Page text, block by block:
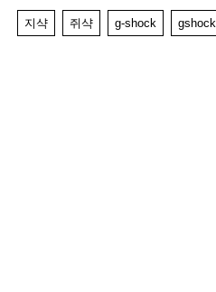
지샥 쥐샥 g-shock gshock